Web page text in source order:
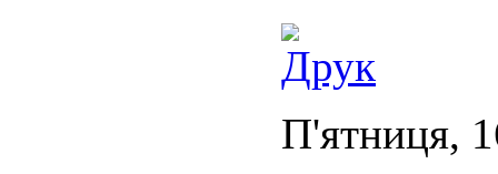
П'ятниця,